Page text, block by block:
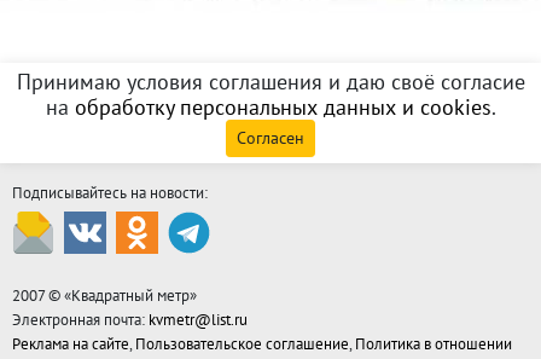
Принимаю условия соглашения и даю своё согласие
на обработку персональных данных и cookies.
Согласен
Подписывайтесь на новости:
2007 © «Квадратный метр»
Электронная почта: kvmetr@list.ru
Реклама на сайте,Пользовательское соглашение,Политика в отношении